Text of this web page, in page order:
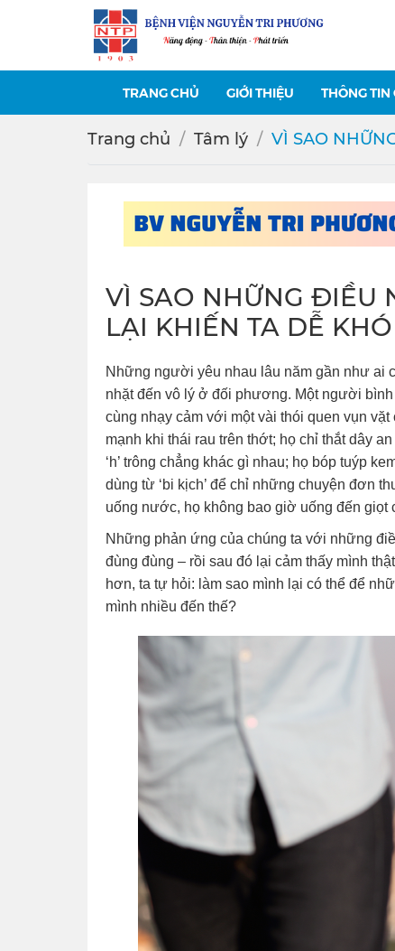
TRANG CHỦ GIỚI THIỆU THÔNG TIN
Trang chủ Tâm lý VÌ SAO
VÌ SAO NHỮNG ĐIỀU
LẠI KHIẾN TA DỄ
Những người yêu nhau lâu năm gần như ai
nhặt đến vô lý ở đối phương. Một người
cùng nhạy cảm với một vài thói quen vụn
mạnh khi thái rau trên thớt; họ chỉ thắt dây
‘h’ trông chẳng khác gì nhau; họ bóp tuýp
dùng từ ‘bi kịch’ để chỉ những chuyện đơn
uống nước, họ không bao giờ uống đến giọt
Những phản ứng của chúng ta với những
đùng đùng – rồi sau đó lại cảm thấy mình
hơn, ta tự hỏi: làm sao mình lại có thể để
mình nhiều đến thế?